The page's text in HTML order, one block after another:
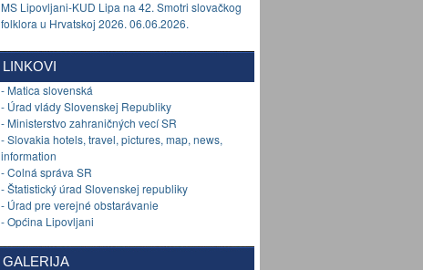
MS Lipovljani-KUD Lipa na 42. Smotri slovačkog
folklora u Hrvatskoj 2026. 06.06.2026.
LINKOVI
- Matica slovenská
- Úrad vlády Slovenskej Republiky
- Ministerstvo zahraničných vecí SR
- Slovakia hotels, travel, pictures, map, news,
information
- Colná správa SR
- Štatistický úrad Slovenskej republiky
- Úrad pre verejné obstarávanie
- Općina Lipovljani
GALERIJA